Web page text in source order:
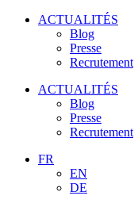
Aller
ACTUALITÉS
Blog
Presse
Recrutement
ACTUALITÉS
Blog
Presse
Recrutement
FR
EN
DE